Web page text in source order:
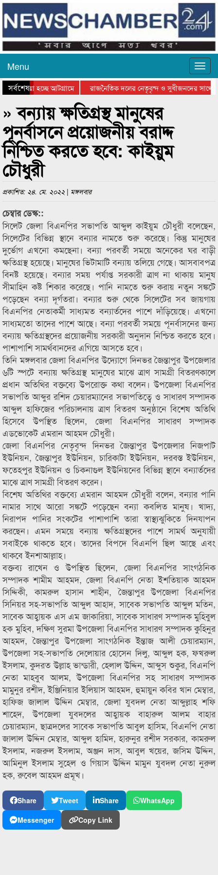
Menu
সর্বশেষ
যাওয়া হচ্ছে আটগ্রামে
রাজনৈতিক দলের নেতৃবৃন্দ ও সুধীজনদের সাথে
» বন্যায় ক্ষতিগ্রস্থ মানুষের
পূনর্বাসনে প্রয়োজনীয় বরাদ্দ
নিশ্চিত করতে হবে: কাইয়ুম
চৌধুরী
প্রকাশিত: ২৪. মে. ২০২২ | মঙ্গলবার
চেম্বার ডেস্ক::
সিলেট জেলা বিএনপির সভাপতি আব্দুল কাইয়ুম চৌধুরী বলেছেন,
সিলেটের বিভিন্ন স্থানে বন্যার নামতে শুরু করেছে। কিন্তু মানুষের
দুর্ভোগ এখনো কমছেনা। বন্যা পরবর্তী সময়ে অনেকের ঘর বাড়ী
ক্ষতিগ্রস্থ হয়েছে। মানুষের ভিটামাটি বন্যায় তলিয়ে গেছে। আসবাবপত্র
বিনষ্ট হয়েছে। বন্যার সময় পর্যাপ্ত সরকারী ত্রাণ না থাকায় মানুষ
সীমাহিন কষ্ট শিকার করেছে। পানি নামতে শুরু করায় নতুন সঙ্কটে
পড়েছেন বন্যা দূর্গতরা। বন্যার শুরু থেকে সিলেটের সব জায়গায়
বিএনপির নেতাকর্মী সাধ্যমত বন্যার্তদের পাশে দাঁড়িয়েছে। এখনো
সাধ্যমতো তাদের পাশে আছে। বন্যা পরবর্তী সময়ে পূনর্বাসনের জন্য
বন্যায় ক্ষতিগ্রস্থদের প্রয়োজনীয় সরকারী অনুদান নিশ্চিত করতে হবে।
পাশাপাশি সামর্থবানদের এগিয়ে আসতে হবে।
তিনি মঙ্গলবার জেলা বিএনপির উদ্যোগে দিনভর জৈন্তাপুর উপজেলার
৬টি স্পটে বন্যায় ক্ষতিগ্রস্থ মানুষের মাঝে ত্রাণ সামগ্রী বিতরণকালে
প্রধান অতিথির বক্তব্যে উপরোক্ত কথা বলেন। উপজেলা বিএনপির
সভাপতি আব্দুর রশিদ চেয়ারম্যানের সভাপতিত্বে ও সাধারণ সম্পাদক
আব্দুল হাফিজের পরিচালনায় ত্রাণ বিতরণ অনুষ্ঠানে বিশেষ অতিথি
হিসেবে উপস্থিত ছিলেন, জেলা বিএনপির সাধারণ সম্পাদক
এডভোকেট এমরান আহমদ চৌধুরী।
জেলা বিএনপির নেতৃবৃন্দ দিনভর জৈন্তাপুর উপজেলার নিজপাট
ইউনিয়ন, জৈন্তাপুর ইউনিয়ন, চারিকাটা ইউনিয়ন, দরবস্ত ইউনিয়ন,
ফতেহপুর ইউনিয়ন ও চিকনাগুল ইউনিয়নের বিভিন্ন স্থানে বন্যার্তদের
মাঝে ত্রাণ সামগ্রী বিতরণ করেন।
বিশেষ অতিথির বক্তব্যে এমরান আহমদ চৌধুরী বলেন, বন্যার পানি
নামার সাথে আরো সঙ্কটে পড়েছেন বন্যা কবলিত মানুষ। খাদ্য,
নিরাপদ পানির সংকটের পাশাপাশি তারা স্বাস্থ্যঝুকিতে দিনযাপন
করছেন। এমন সময়ে বন্যায় ক্ষতিগ্রস্থদের পাশে সামর্থ অনুযায়ী
সবাইকে থাকতে হবে। তাদের বিপদে বিএনপি ছিল আছে এবং
থাকবে ইনশাআল্লাহ।
বক্তব্য রাখেন ও উপস্থিত ছিলেন, জেলা বিএনপির সাংগঠনিক
সম্পাদক শামীম আহমদ, জেলা বিএনপি নেতা ইশতিয়াক আহমদ
সিদ্দিকী, কামরুল হাসান শাহীন, জৈন্তাপুর উপজেলা বিএনপির
সিনিয়র সহ-সভাপতি আব্দুল আহাদ, সাবেক সভাপতি আব্দুল মতিন,
সাবেক আহ্বায়ক এস এম জাকারিয়া, সাবেক সাধারণ সম্পাদক মুহিবুল
হক মুহিব, দক্ষিণ সুরমা উপজেলা বিএনপির সাধারণ সম্পাদক কুহিনুর
আহমদ, জৈন্তাপুর উপজেলা সাংগঠনিক ইন্তাজ আলী চেয়ারম্যান,
উপজেলা সহ-সভাপতি দেলোয়ার হোসেন দিলু, আব্দুল হক, ফখরুল
ইসলাম, কুদরত উল্লাহ ভান্ডারী, হেলাল উদ্দিন, আব্দুস শুকুর, বিএনপি
নেতা মাহবুব আলম, উপজেলা বিএনপির সহ সাধারণ সম্পাদক
মামুনুর রশীদ, ইঞ্জিনিয়ার ইলিয়াস আহমদ, হুমায়ুন কবির খান মেম্বার,
হাফিজ জালাল উদ্দিন মেম্বার, জেলা যুবদল নেতা আব্দুল্লাহ শফি
শাহেদ, উপজেলা যুবদলের আহ্বায়ক বাহারুল আলম বাহার
চেয়ারম্যান, ছাত্রদলের সাবেক সভাপতি আবুল হাসিম, বিএনপি নেতা
জালাল উদ্দিন মেম্বার, আব্দুল হামিদ, হারুনুর রশীদ সরকার, কামরুল
ইসলাম, নজরুল ইসলাম, অঞ্জন দাস, আবুল খয়ের, জসিম উদ্দিন,
আমিনুল ইসলাম সুহেল ও গিয়াস উদ্দিন মামুন যুবদল নেতা নুরুল
হক, রুবেল আহমদ প্রমূখ।
Share Tweet Share
WhatsApp
Messenger
Copy Link